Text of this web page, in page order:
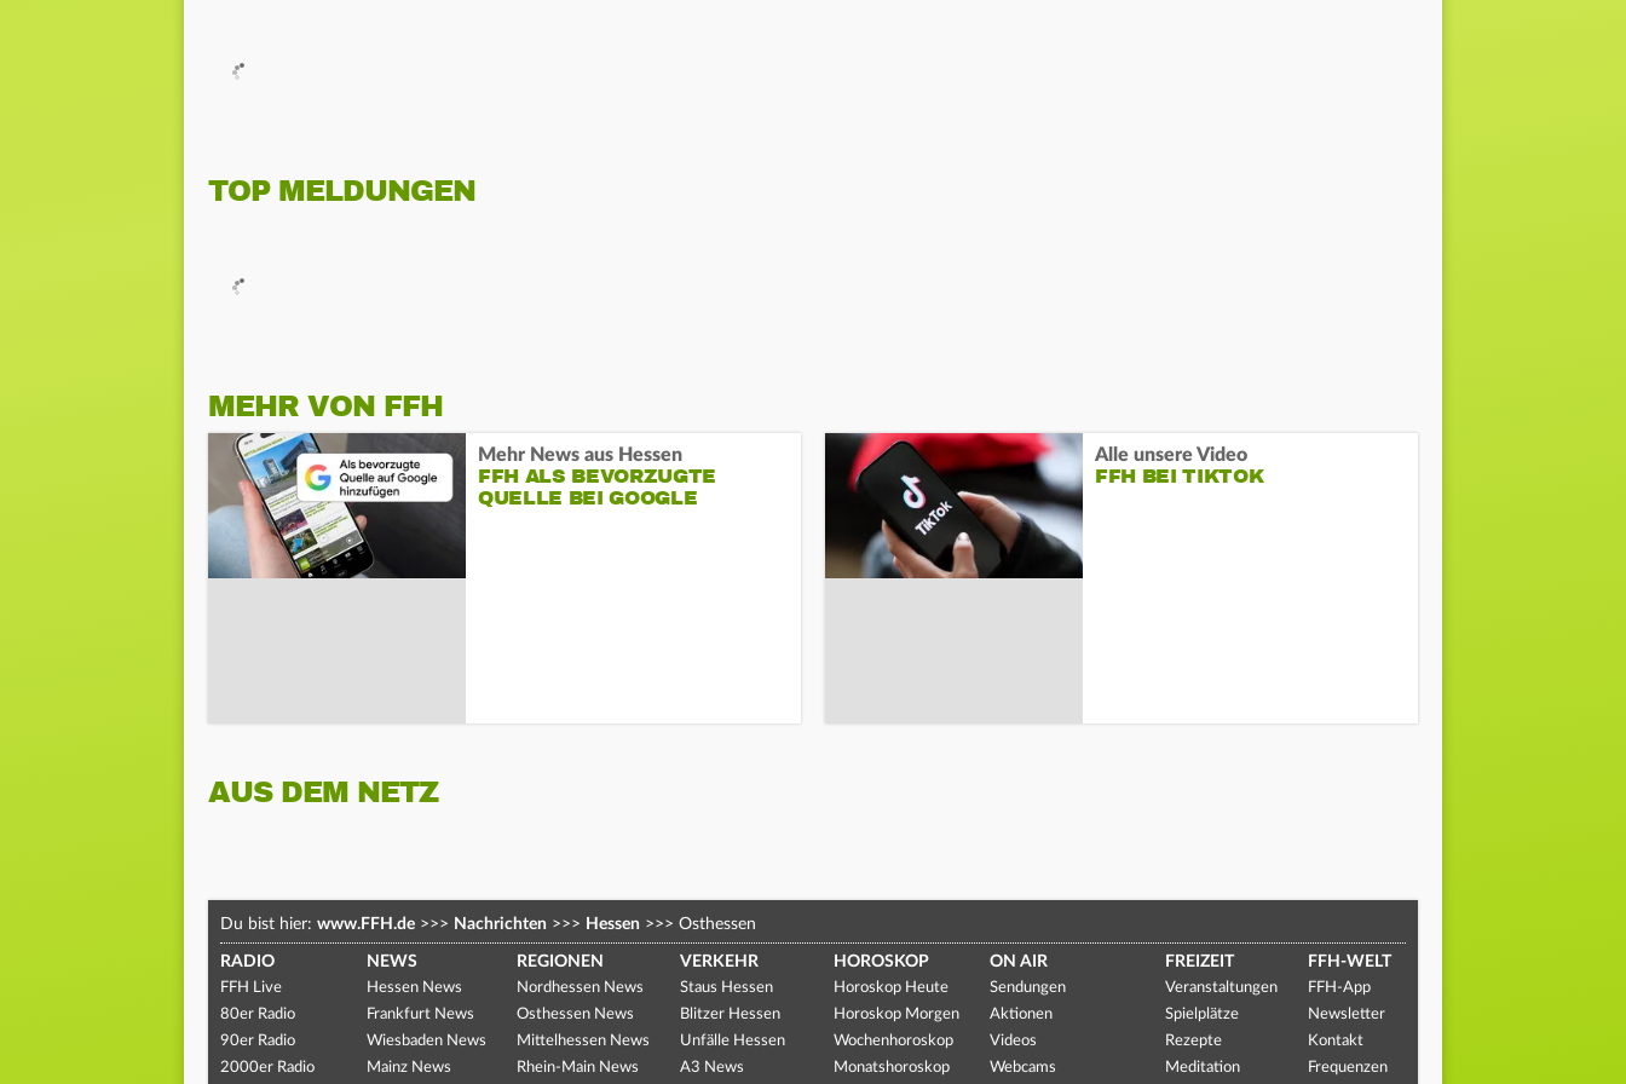
TOP MELDUNGEN
MEHR VON FFH
Mehr News aus Hessen
FFH ALS BEVORZUGTE
QUELLE BEI GOOGLE
Alle unsere Video
FFH BEI TIKTOK
AUS DEM NETZ
Du bist hier: www.FFH.de >>> Nachrichten >>> Hessen >>> Osthessen
RADIO
FFH Live
80er Radio
90er Radio
2000er Radio
NEWS
Hessen News
Frankfurt News
Wiesbaden News
Mainz News
REGIONEN
Nordhessen News
Osthessen News
Mittelhessen News
Rhein-Main News
VERKEHR
Staus Hessen
Blitzer Hessen
Unfälle Hessen
A3 News
HOROSKOP
Horoskop Heute
Horoskop Morgen
Wochenhoroskop
Monatshoroskop
ON AIR
Sendungen
Aktionen
Videos
Webcams
FREIZEIT
Veranstaltungen
Spielplätze
Rezepte
Meditation
FFH-WELT
FFH-App
Newsletter
Kontakt
Frequenzen